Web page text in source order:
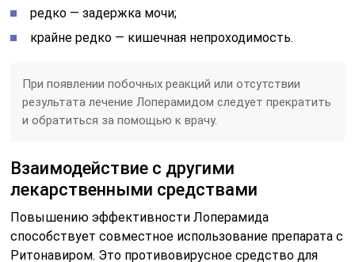
редко — задержка мочи;
крайне редко — кишечная непроходимость.
При появлении побочных реакций или отсутствии
результата лечение Лоперамидом следует прекратить
и обратиться за помощью к врачу.
Взаимодействие с другими
лекарственными средствами
Повышению эффективности Лоперамида
способствует совместное использование препарата с
Ритонавиром. Это противовирусное средство для